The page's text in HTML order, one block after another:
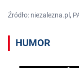
Źródło: niezalezna.pl,
HUMOR